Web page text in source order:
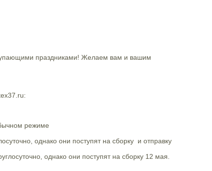
праздниками! Желаем вам и вашим
режиме
однако они поступят на сборку и отправку
однако они поступят на сборку 12 мая.